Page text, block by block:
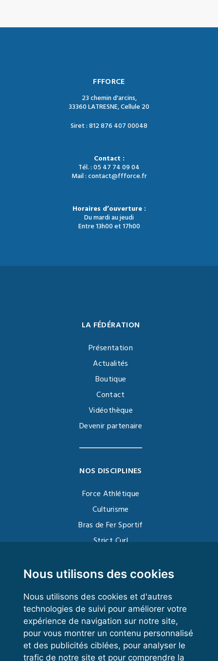
Nous utilisons des cookies
Nous utilisons des cookies et d'autres
technologies de suivi pour améliorer votre
expérience de navigation sur notre site,
pour vous montrer un contenu personnalisé
et des publicités ciblées, pour analyser le
trafic de notre site et pour comprendre la
FFFORCE
23 chemin d'arcins,
33360 LATRESNE, Cellule 20
Siret : 812 876 407 00048
Contact :
Tél. : 05 47 74 09 04
Mail : contact@ffforce.fr
Horaires d’ouverture :
Du mardi au jeudi
Entre 13h00 et 17h00
LA FÉDÉRATION
Présentation
Actualités
Boutique
Contact
Vidéothèque
Devenir partenaire
NOS DISCIPLINES
Force Athlétique
Culturisme
Bras de Fer Sportif
Strict Curl
Kettlebell
VOS ESPACES
Espace dirigeant
Espace licencié